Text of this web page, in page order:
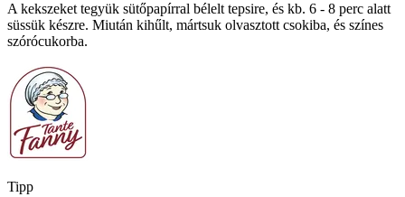
A kekszeket tegyük sütőpapírral bélelt tepsire, és kb. 6 - 8 perc alatt
süssük készre. Miután kihűlt, mártsuk olvasztott csokiba, és színes
szórócukorba.
Tipp